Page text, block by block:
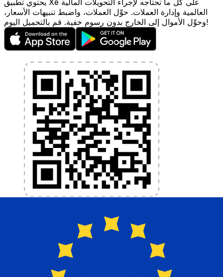
العالمية وإدارة العملات. حوِّل العملات، واضبط تنبيهات الأسعار،
وحوِّل الأموال إلى الخارج بدون رسوم خفية. قم بالتحميل اليوم!